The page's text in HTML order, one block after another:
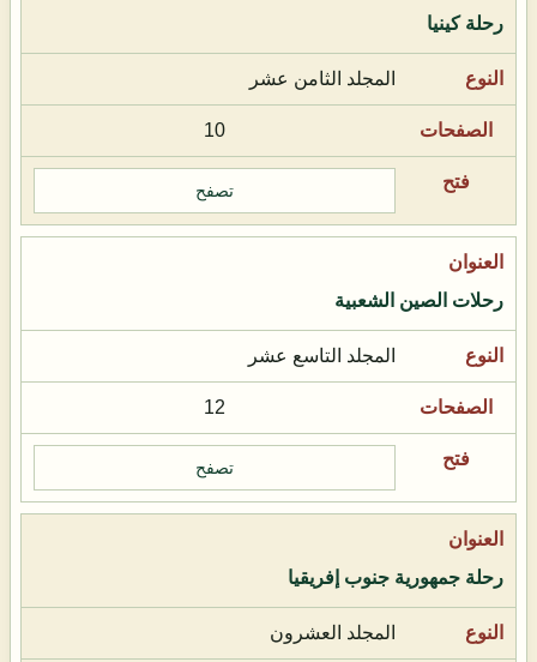
رحلة كينيا
المجلد الثامن عشر
10
تصفح
رحلات الصين الشعبية
المجلد التاسع عشر
12
تصفح
رحلة جمهورية جنوب إفريقيا
المجلد العشرون